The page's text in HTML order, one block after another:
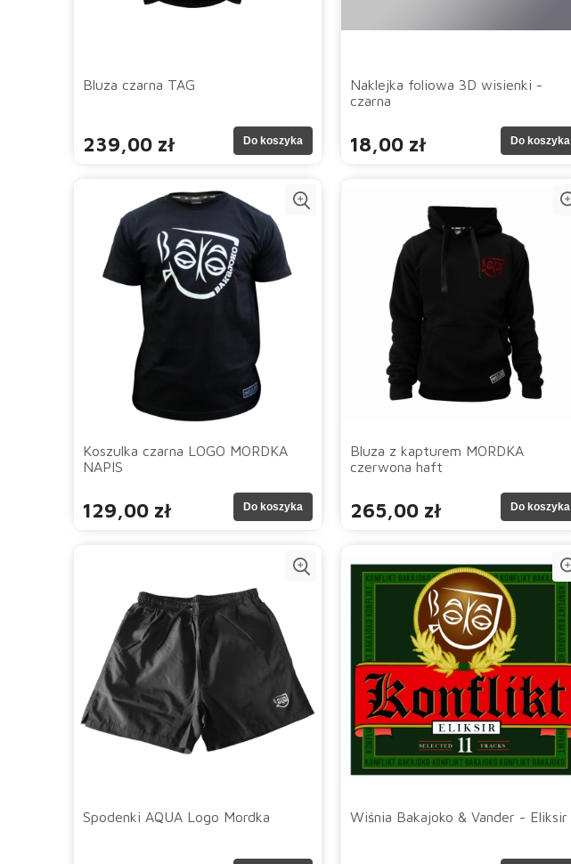
Bluza czarna TAG
239,00 zł Do koszyka
Naklejka foliowa 3D wisienki -
czarna
18,00 zł Do koszyka
Koszulka czarna LOGO MORDKA
NAPIS
129,00 zł Do koszyka
Bluza z kapturem MORDKA
czerwona haft
265,00 zł Do koszyka
Spodenki AQUA Logo Mordka Wiśnia Bakajoko & Vander - Eliksir